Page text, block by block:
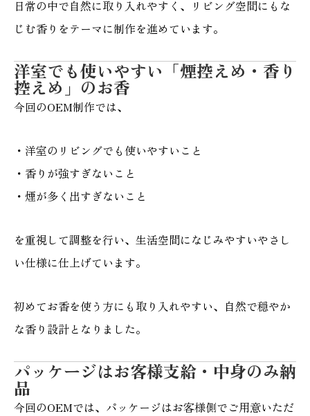
日常の中で自然に取り入れやすく、リビング空間にもな
じむ香りをテーマに制作を進めています。
洋室でも使いやすい「煙控えめ・香り
控えめ」のお香
今回のOEM制作では、
・洋室のリビングでも使いやすいこと
・香りが強すぎないこと
・煙が多く出すぎないこと
を重視して調整を行い、生活空間になじみやすいやさし
い仕様に仕上げています。
初めてお香を使う方にも取り入れやすい、自然で穏やか
な香り設計となりました。
パッケージはお客様支給・中身のみ納
品
今回のOEMでは、パッケージはお客様側でご用意いただ